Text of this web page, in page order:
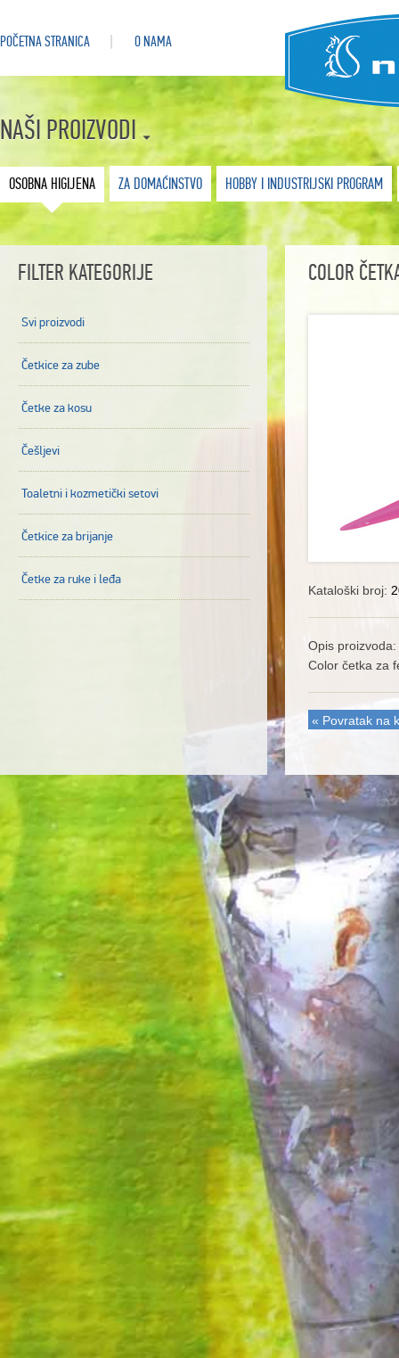
POČETNA STRANICA O NAMA
NAŠI PROIZVODI
OSOBNA HIGIJENA ZA DOMAĆINSTVO HOBBY I INDUSTRIJSKI PROGRAM
FILTER KATEGORIJE
Svi proizvodi
Četkice za zube
Četke za kosu
Češljevi
Toaletni i kozmetički setovi
Četkice za brijanje
Četke za ruke i leđa
COLOR
Kataloški broj:
Opis proizvoda:
Color četka za
« Povratak na